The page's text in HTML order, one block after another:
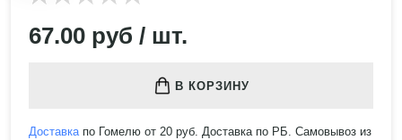
67.00 руб / шт.
В КОРЗИНУ
Доставкапо Гомелю от 20 руб. Доставка по РБ. Самовывоз из